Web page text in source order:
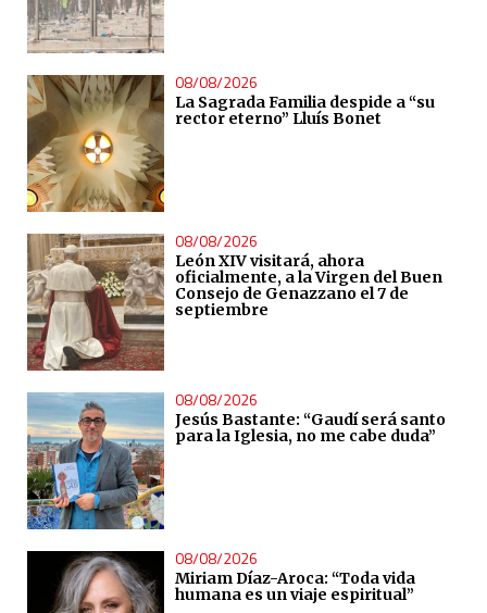
08/08/2026
La Sagrada Familia despide a “su
rector eterno” Lluís Bonet
08/08/2026
León XIV visitará, ahora
oficialmente, a la Virgen del Buen
Consejo de Genazzano el 7 de
septiembre
08/08/2026
Jesús Bastante: “Gaudí será santo
para la Iglesia, no me cabe duda”
08/08/2026
Miriam Díaz-Aroca: “Toda vida
humana es un viaje espiritual”